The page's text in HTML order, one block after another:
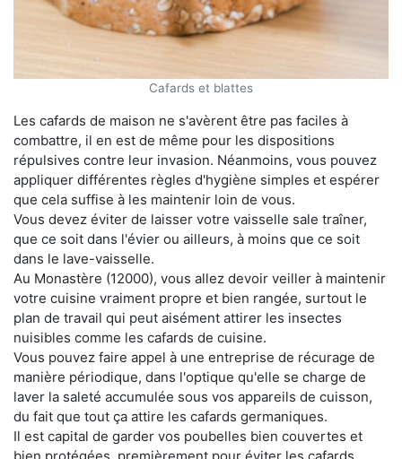
Cafards et blattes
Les cafards de maison ne s'avèrent être pas faciles à
combattre, il en est de même pour les dispositions
répulsives contre leur invasion. Néanmoins, vous pouvez
appliquer différentes règles d'hygiène simples et espérer
que cela suffise à les maintenir loin de vous.
Vous devez éviter de laisser votre vaisselle sale traîner,
que ce soit dans l'évier ou ailleurs, à moins que ce soit
dans le lave-vaisselle.
Au Monastère (12000), vous allez devoir veiller à maintenir
votre cuisine vraiment propre et bien rangée, surtout le
plan de travail qui peut aisément attirer les insectes
nuisibles comme les cafards de cuisine.
Vous pouvez faire appel à une entreprise de récurage de
manière périodique, dans l'optique qu'elle se charge de
laver la saleté accumulée sous vos appareils de cuisson,
du fait que tout ça attire les cafards germaniques.
Il est capital de garder vos poubelles bien couvertes et